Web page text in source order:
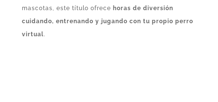
mascotas, este título ofrece horas de diversión
cuidando, entrenando y jugando con tu propio perro
virtual.